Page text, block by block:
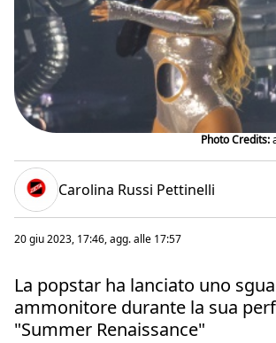
Photo Credits:
Carolina Russi Pettinelli
20 giu 2023, 17:46, agg. alle 17:57
La popstar ha lanciato uno
ammonitore durante la sua
"Summer Renaissance"